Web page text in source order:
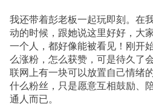
我还带着彭老板一起玩即刻。在
动的时候，跟她说这里好好，大
一个人，都好像能被看见！刚开
么涨粉，怎么获赞，可是待久了
联网上有一块可以放置自己情绪
什么粉丝，只是愿意互相鼓励、
通人而已。